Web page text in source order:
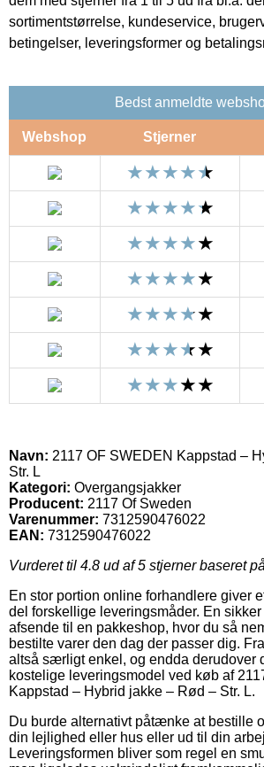
sortimentstørrelse, kundeservice,
betingelser, leveringsformer og
Bedst anmeldte
Webshop Stjerner
Navn: 2117 OF SWEDEN Kappstad –
Str. L
Kategori: Overgangsjakker
Producent: 2117 Of Sweden
Varenummer: 7312590476022
EAN: 7312590476022
Vurderet til 4.8 ud af 5 stjerner baseret på
En stor portion online forhandlere giver
del forskellige leveringsmåder. En
afsende til en pakkeshop, hvor du så
bestilte varer den dag der passer dig.
altså særligt enkel, og endda derudover
kostelige leveringsmodel ved køb af
Kappstad – Hybrid jakke – Rød – Str. L.
Du burde alternativt påtænke at bestille
din lejlighed eller hus eller ud til din
Leveringsformen bliver som regel en